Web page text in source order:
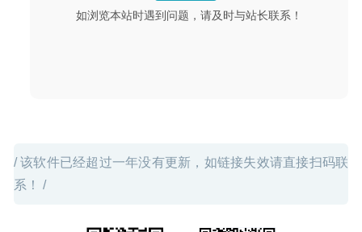
如浏览本站时遇到问题，请及时与站长联系！
/ 该软件已经超过一年没有更新，如链接失效请直接扫码联
系！ /